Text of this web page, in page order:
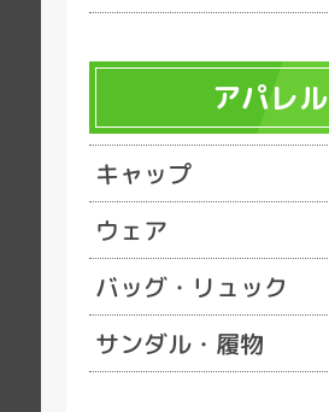
アパレル
キャップ
ウェア
バッグ・リュック
サンダル・履物